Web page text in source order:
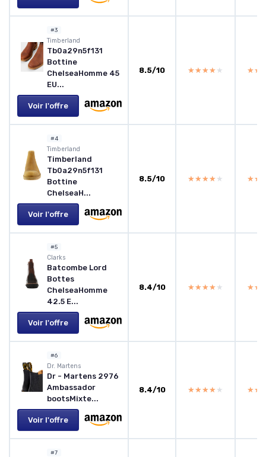
#3
Timberland
Tb0a29n5f131
Bottine
ChelseaHomme 45
EU...
Voir l'offre
8.5/10 ★★★★★
★★★★★
#4
Timberland
Timberland
Tb0a29n5f131
Bottine
ChelseaH...
Voir l'offre
8.5/10 ★★★★★
★★★★★
#5
Clarks
Batcombe Lord
Bottes
ChelseaHomme
42.5 E...
Voir l'offre
8.4/10 ★★★★★
★★★★★
#6
Dr. Martens
Dr - Martens 2976
Ambassador
bootsMixte...
Voir l'offre
8.4/10 ★★★★★
★★★★★
#7